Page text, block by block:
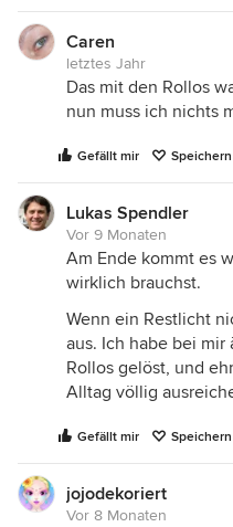
Caren
letztes Jahr
Das mit den Rollos
nun muss ich nichts
Gefällt mir Speichern
Lukas Spendler
Vor 9 Monaten
Am Ende kommt es
wirklich brauchst.
Wenn ein Restlicht
aus. Ich habe bei
Rollos gelöst, und
Alltag völlig
Gefällt mir Speichern
jojodekoriert
Vor 8 Monaten